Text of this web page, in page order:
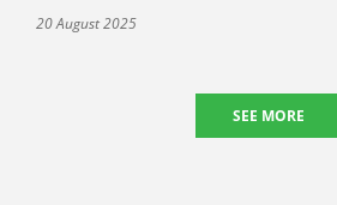
20 August 2025
SEE MORE